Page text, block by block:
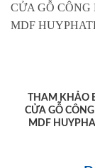
THAM KHẢO
CỬA GỖ
MDF